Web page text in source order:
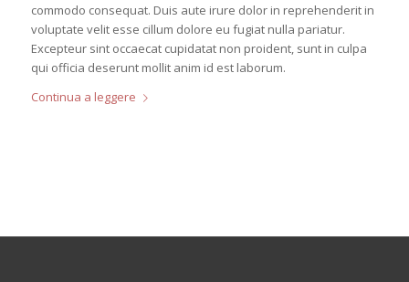
commodo consequat. Duis aute irure dolor in reprehenderit in
voluptate velit esse cillum dolore eu fugiat nulla pariatur.
Excepteur sint occaecat cupidatat non proident, sunt in culpa
qui officia deserunt mollit anim id est laborum.
Continua a leggere